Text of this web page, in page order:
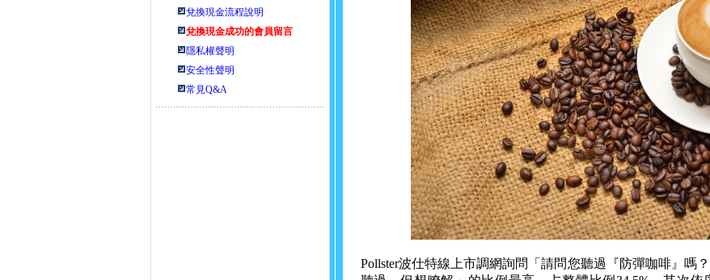
兌換現金流程說明
兌換現金成功的會員留言
隱私權聲明
安全性聲明
常見Q&A
Pollster波仕特線上市調網詢問「請問您聽過『防彈咖啡』嗎